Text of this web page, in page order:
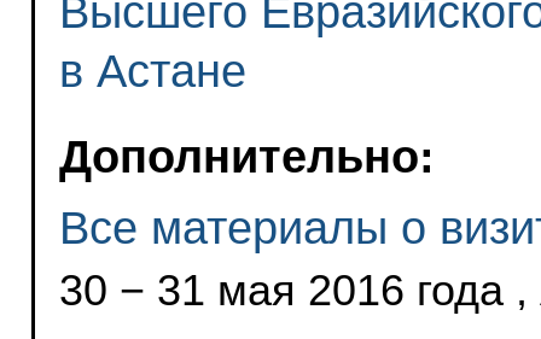
Высшего
в Астане
Дополнительно:
Все материалы о
30 − 31 мая 2016 года ,